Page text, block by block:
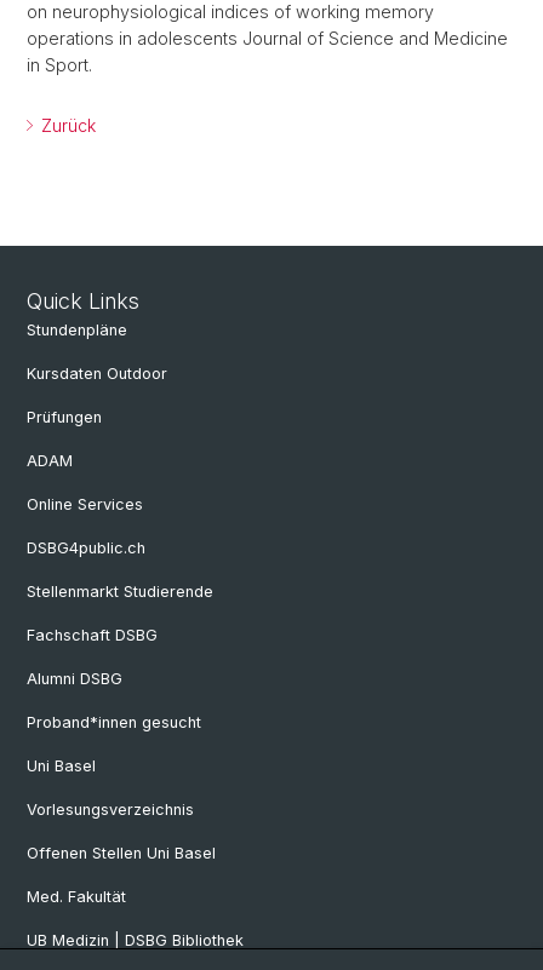
on neurophysiological indices of working memory
operations in adolescents Journal of Science and Medicine
in Sport.
Zurück
Quick Links
Stundenpläne
Kursdaten Outdoor
Prüfungen
ADAM
Online Services
DSBG4public.ch
Stellenmarkt Studierende
Fachschaft DSBG
Alumni DSBG
Proband*innen gesucht
Uni Basel
Vorlesungsverzeichnis
Offenen Stellen Uni Basel
Med. Fakultät
UB Medizin | DSBG Bibliothek